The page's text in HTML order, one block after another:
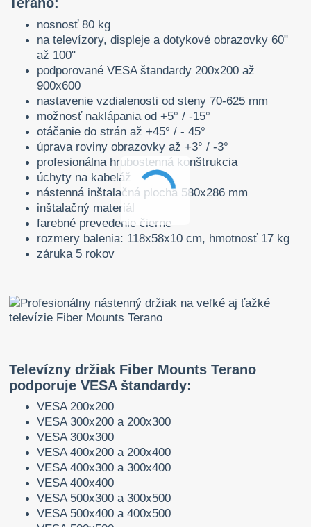
nosnosť 80 kg
na televízory, displeje a dotykové obrazovky 60"
až 100"
podporované VESA štandardy 200x200 až
900x600
nastavenie vzdialenosti od steny 70-625 mm
možnosť naklápania od +5° / -15°
otáčanie do strán až +45° / - 45°
úprava roviny obrazovky až +3° / -3°
profesionálna hrubostenná konštrukcia
úchyty na kabeláž
nástenná inštalačná plocha 580x286 mm
inštalačný materiál
farebné prevedenie čierne
rozmery balenia: 118x58x10 cm, hmotnosť 17 kg
záruka 5 rokov
Televízny držiak Fiber Mounts Terano
podporuje VESA štandardy:
VESA 200x200
VESA 300x200 a 200x300
VESA 300x300
VESA 400x200 a 200x400
VESA 400x300 a 300x400
VESA 400x400
VESA 500x300 a 300x500
VESA 500x400 a 400x500